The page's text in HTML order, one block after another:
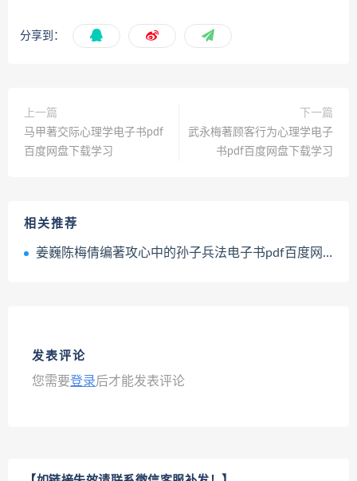
分享到：
上一篇
马甲著交际心理学电子书pdf
百度网盘下载学习
下一篇
武永梅著顾客行为心理学电子
书pdf百度网盘下载学习
相关推荐
姜巍陈梅倩编著攻心中的孙子兵法电子书pdf百度网盘下载学习
发表评论
您需要登录后才能发表评论